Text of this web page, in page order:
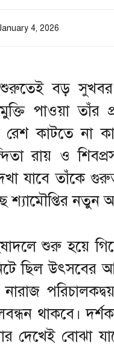
4, 2026
বড় সুখবর
পাওয়া তাঁর
রেশ কাটতে না
রায় ও
যাবে তাঁকে
নতুন
শুরু হয়ে
ছিল উৎসবের
থাকবে।
দেখেই বোঝা